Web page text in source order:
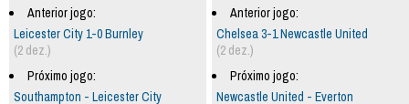
Anterior jogo:
Chelsea 3-1 Newcastle United
(2 dez.)
Próximo jogo:
Newcastle United - Everton
Anterior jogo:
Leicester City 1-0 Burnley
(2 dez.)
Próximo jogo:
Southampton - Leicester City